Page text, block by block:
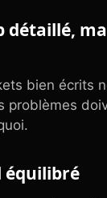
détaillé,
bien écrits
problèmes
équilibré